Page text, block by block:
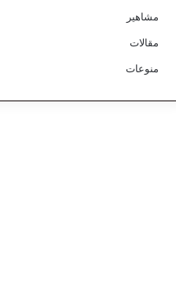
مشاهير
مقالات
منوعات